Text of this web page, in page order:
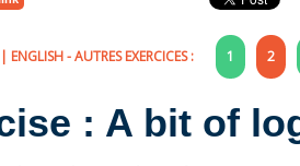
ENGLISH- AUTRES EXERCICES : 1 2
: A bit of